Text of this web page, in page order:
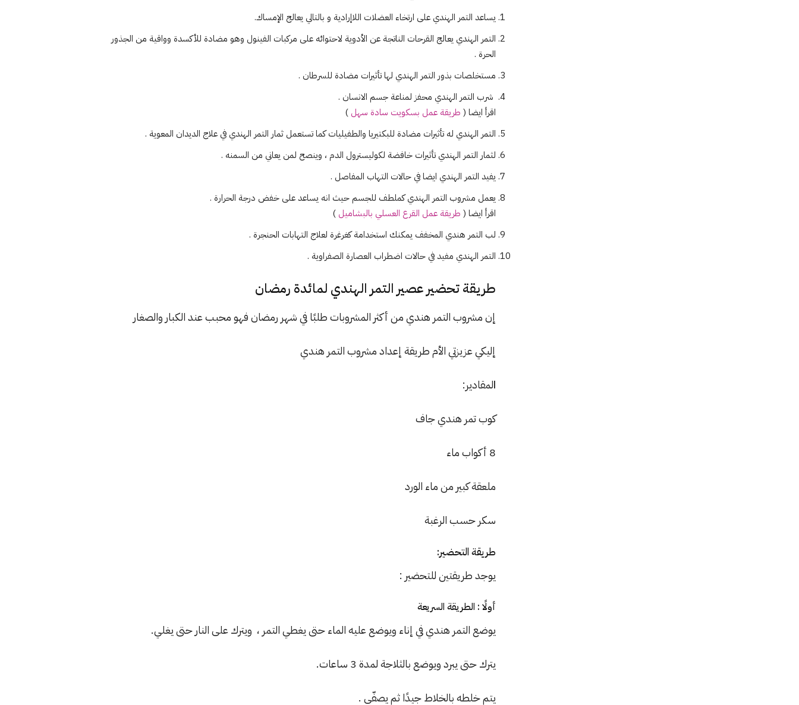
يساعد التمر الهندي على ارتخاء العضلات اللاإرادية و بالتالي يعالج الإمساك.
التمر الهندي يعالج القرحات الناتجة عن الأدوية لاحتوائه على مركبات الفينول وهو مضادة للأكسدة وواقية من الجذور
الحرة .
مستخلصات بذور التمر الهندي لها تأثيرات مضادة للسرطان .
شرب التمر الهندي محفز لمناعة جسم الانسان .
اقرأ ايضا ( طريقة عمل بسكويت سادة سهل )
التمر الهندي له تأثيرات مضادة للبكتيريا والطفيليات كما تستعمل ثمار التمر الهندي في علاج الديدان المعوية .
لثمار التمر الهندي تأثيرات خافضة لكوليسترول الدم ، وينصح لمن يعاني من السمنه .
يفيد التمر الهندي ايضا في حالات التهاب المفاصل .
يعمل مشروب التمر الهندي كملطف للجسم حيث انه يساعد على خفض درجة الحرارة .
اقرأ ايضا ( طريقة عمل القرع العسلي بالبشاميل )
لب التمر هندي المخفف يمكنك استخدامة كغرغرة لعلاج التهابات الحنجرة .
التمر الهندي مفيد في حالات اضطراب العصارة الصفراوية .
طريقة تحضير عصير التمر الهندي لمائدة رمضان
إن مشروب التمر هندي من أكثر المشروبات طلبًا في شهر رمضان فهو محبب عند الكبار والصغار
إليكي عزيزتي الأم طريقة إعداد مشروب التمر هندي
المقادير:
كوب تمر هندي جاف
8 أكواب ماء
ملعقة كبير من ماء الورد
سكر حسب الرغبة
طريقة التحضير:
يوجد طريقتين للتحضير :
أولًا : الطريقة السريعة
يوضع التمر هندي في إناء ويوضع عليه الماء حتى يغطي التمر ، ويترك على النار حتى يغلي.
يترك حتى يبرد ويوضع بالثلاجة لمدة 3 ساعات.
يتم خلطه بالخلاط جيدًا ثم يصفّى .